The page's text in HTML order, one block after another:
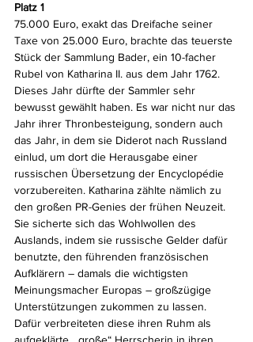
Platz 1
75.000 Euro, exakt das Dreifache seiner
Taxe von 25.000 Euro, brachte das teuerste
Stück der Sammlung Bader, ein 10-facher
Rubel von Katharina II. aus dem Jahr 1762.
Dieses Jahr dürfte der Sammler sehr
bewusst gewählt haben. Es war nicht nur das
Jahr ihrer Thronbesteigung, sondern auch
das Jahr, in dem sie Diderot nach Russland
einlud, um dort die Herausgabe einer
russischen Übersetzung der Encyclopédie
vorzubereiten. Katharina zählte nämlich zu
den großen PR-Genies der frühen Neuzeit.
Sie sicherte sich das Wohlwollen des
Auslands, indem sie russische Gelder dafür
benutzte, den führenden französischen
Aufklärern – damals die wichtigsten
Meinungsmacher Europas – großzügige
Unterstützungen zukommen zu lassen.
Dafür verbreiteten diese ihren Ruhm als